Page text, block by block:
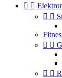
 
 
 
 